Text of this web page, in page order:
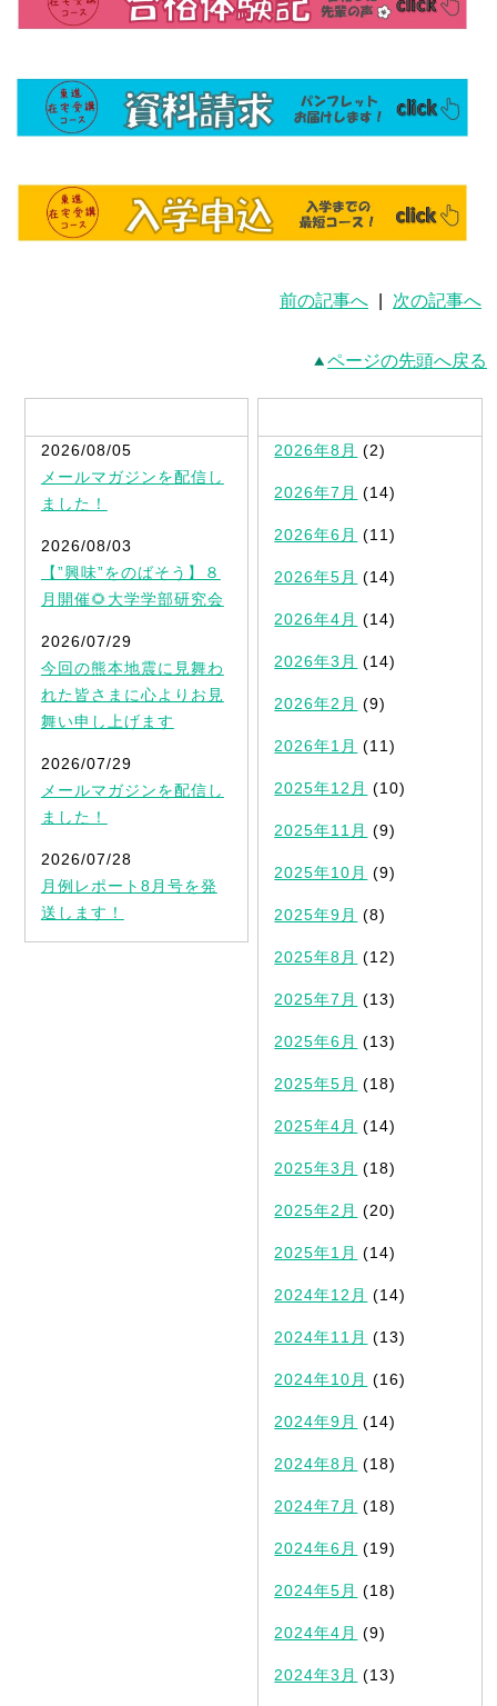
前の記事へ 次の記事へ
ページの先頭へ戻る
2026/08/05
メールマガジンを配信し
ました！
2026/08/03
【”興味”をのばそう】８
月開催🌻大学学部研究会
2026/07/29
今回の熊本地震に見舞わ
れた皆さまに心よりお見
舞い申し上げます
2026/07/29
メールマガジンを配信し
ました！
2026/07/28
月例レポート8月号を発
送します！
2026年8月 (2)
2026年7月 (14)
2026年6月 (11)
2026年5月 (14)
2026年4月 (14)
2026年3月 (14)
2026年2月 (9)
2026年1月 (11)
2025年12月 (10)
2025年11月 (9)
2025年10月 (9)
2025年9月 (8)
2025年8月 (12)
2025年7月 (13)
2025年6月 (13)
2025年5月 (18)
2025年4月 (14)
2025年3月 (18)
2025年2月 (20)
2025年1月 (14)
2024年12月 (14)
2024年11月 (13)
2024年10月 (16)
2024年9月 (14)
2024年8月 (18)
2024年7月 (18)
2024年6月 (19)
2024年5月 (18)
2024年4月 (9)
2024年3月 (13)